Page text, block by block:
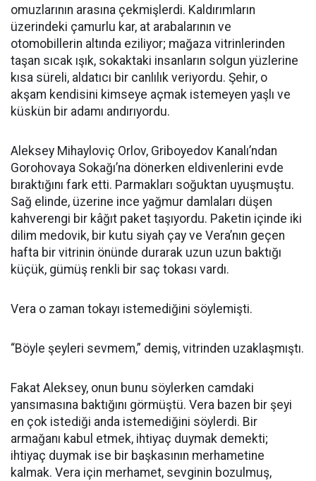
omuzlarının arasına çekmişlerdi. Kaldırımların
üzerindeki çamurlu kar, at arabalarının ve
otomobillerin altında eziliyor; mağaza vitrinlerinden
taşan sıcak ışık, sokaktaki insanların solgun yüzlerine
kısa süreli, aldatıcı bir canlılık veriyordu. Şehir, o
akşam kendisini kimseye açmak istemeyen yaşlı ve
küskün bir adamı andırıyordu.
Aleksey Mihayloviç Orlov, Griboyedov Kanalı’ndan
Gorohovaya Sokağı’na dönerken eldivenlerini evde
bıraktığını fark etti. Parmakları soğuktan uyuşmuştu.
Sağ elinde, üzerine ince yağmur damlaları düşen
kahverengi bir kâğıt paket taşıyordu. Paketin içinde iki
dilim medovik, bir kutu siyah çay ve Vera’nın geçen
hafta bir vitrinin önünde durarak uzun uzun baktığı
küçük, gümüş renkli bir saç tokası vardı.
Vera o zaman tokayı istemediğini söylemişti.
“Böyle şeyleri sevmem,” demiş, vitrinden uzaklaşmıştı.
Fakat Aleksey, onun bunu söylerken camdaki
yansımasına baktığını görmüştü. Vera bazen bir şeyi
en çok istediği anda istemediğini söylerdi. Bir
armağanı kabul etmek, ihtiyaç duymak demekti;
ihtiyaç duymak ise bir başkasının merhametine
kalmak. Vera için merhamet, sevginin bozulmuş,